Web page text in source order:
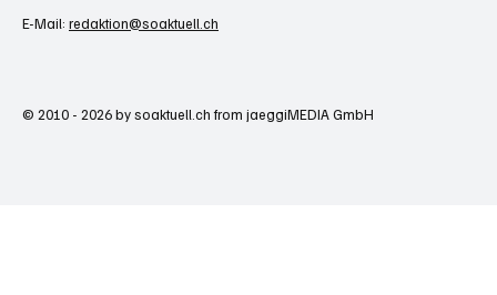
E-Mail: redaktion@soaktuell.ch
© 2010 - 2026 by soaktuell.ch from jaeggiMEDIA GmbH